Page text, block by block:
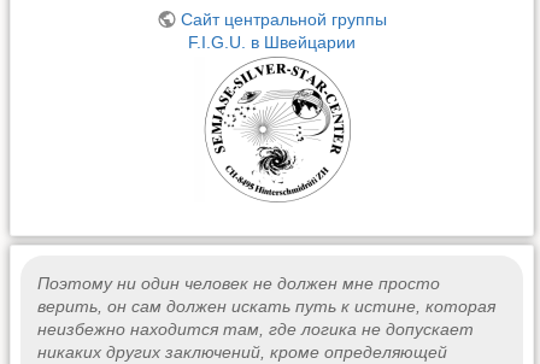
Сайт центральной группы
F.I.G.U. в Швейцарии
Поэтому ни один человек не должен мне просто
верить, он сам должен искать путь к истине, которая
неизбежно находится там, где логика не допускает
никаких других заключений, кроме определяющей